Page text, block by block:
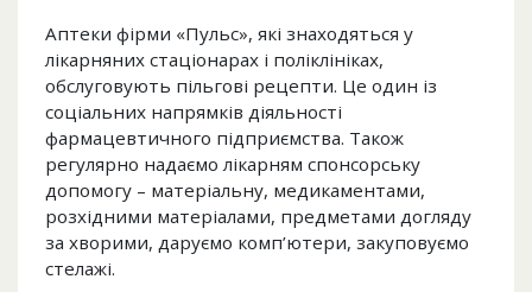
Аптеки фірми «Пульс», які знаходяться у
лікарняних стаціонарах і поліклініках,
обслуговують пільгові рецепти. Це один із
соціальних напрямків діяльності
фармацевтичного підприємства. Також
регулярно надаємо лікарням спонсорську
допомогу – матеріальну, медикаментами,
розхідними матеріалами, предметами догляду
за хворими, даруємо комп’ютери, закуповуємо
стелажі.